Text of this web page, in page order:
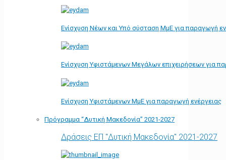
Ενίσχυση Νέων και Υπό σύσταση ΜμΕ για παραγωγή
Ενίσχυση Υφιστάμενων Μεγάλων επιχειρήσεων για
Ενίσχυση Υφιστάμενων ΜμΕ για παραγωγή ενέργειας
Πρόγραμμα “Δυτική Μακεδονία” 2021-2027
Δράσεις ΕΠ "Δυτική Μακεδονία" 2021-2027